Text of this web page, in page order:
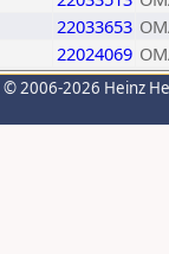
22033653
22024069
© 2006-2026 Heinz